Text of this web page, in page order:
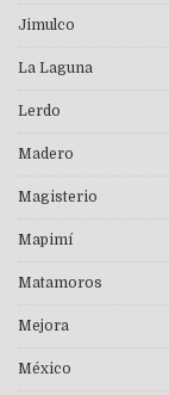
Jimulco
La Laguna
Lerdo
Madero
Magisterio
Mapimí
Matamoros
Mejora
México